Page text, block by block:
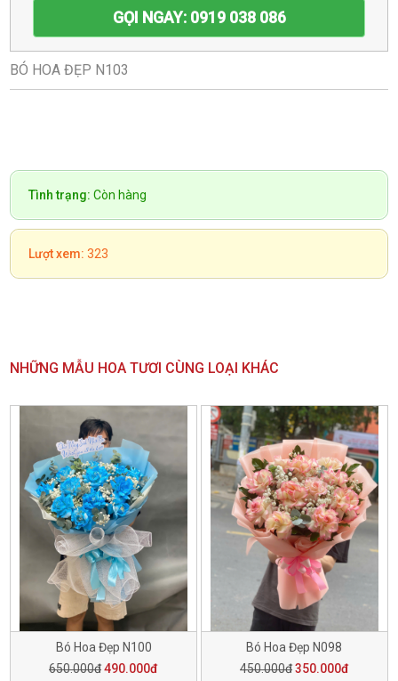
GỌI NGAY: 0919 038 086
BÓ HOA ĐẸP N103
Tình trạng: Còn hàng
Lượt xem: 323
NHỮNG MẪU HOA TƯƠI CÙNG LOẠI KHÁC
Bó Hoa Đẹp N100
650.000đ490.000đ
Bó Hoa Đẹp N098
450.000đ350.000đ